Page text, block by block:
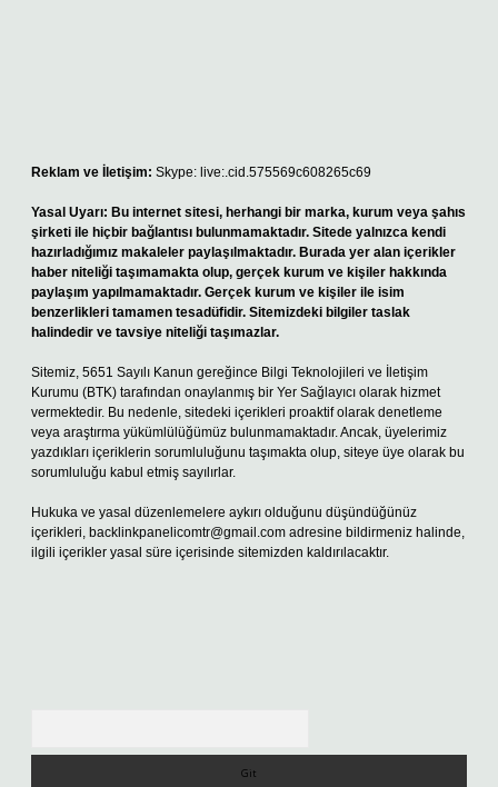
Reklam ve İletişim: Skype: live:.cid.575569c608265c69
Yasal Uyarı: Bu internet sitesi, herhangi bir marka, kurum veya şahıs
şirketi ile hiçbir bağlantısı bulunmamaktadır. Sitede yalnızca kendi
hazırladığımız makaleler paylaşılmaktadır. Burada yer alan içerikler
haber niteliği taşımamakta olup, gerçek kurum ve kişiler hakkında
paylaşım yapılmamaktadır. Gerçek kurum ve kişiler ile isim
benzerlikleri tamamen tesadüfidir. Sitemizdeki bilgiler taslak
halindedir ve tavsiye niteliği taşımazlar.
Sitemiz, 5651 Sayılı Kanun gereğince Bilgi Teknolojileri ve İletişim
Kurumu (BTK) tarafından onaylanmış bir Yer Sağlayıcı olarak hizmet
vermektedir. Bu nedenle, sitedeki içerikleri proaktif olarak denetleme
veya araştırma yükümlülüğümüz bulunmamaktadır. Ancak, üyelerimiz
yazdıkları içeriklerin sorumluluğunu taşımakta olup, siteye üye olarak bu
sorumluluğu kabul etmiş sayılırlar.
Hukuka ve yasal düzenlemelere aykırı olduğunu düşündüğünüz
içerikleri, backlinkpanelicomtr@gmail.com adresine bildirmeniz halinde,
ilgili içerikler yasal süre içerisinde sitemizden kaldırılacaktır.